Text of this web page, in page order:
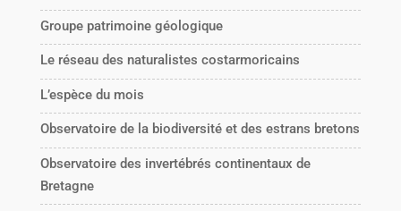
Groupe patrimoine géologique
Le réseau des naturalistes costarmoricains
L’espèce du mois
Observatoire de la biodiversité et des estrans bretons
Observatoire des invertébrés continentaux de
Bretagne